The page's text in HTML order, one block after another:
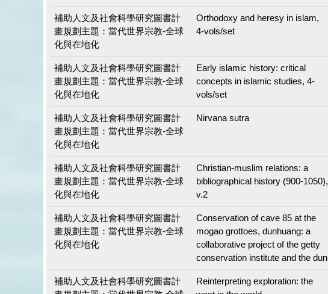
補助人文及社會科學研究圖書計
畫規劃主題：當代世界宗教-全球
化與在地化
Orthodoxy and heresy in islam,
4-vols/set
補助人文及社會科學研究圖書計
畫規劃主題：當代世界宗教-全球
化與在地化
Early islamic history: critical
concepts in islamic studies, 4-
vols/set
補助人文及社會科學研究圖書計
畫規劃主題：當代世界宗教-全球
化與在地化
Nirvana sutra
補助人文及社會科學研究圖書計
畫規劃主題：當代世界宗教-全球
化與在地化
Christian-muslim relations: a
bibliographical history (900-1050),
v.2
補助人文及社會科學研究圖書計
畫規劃主題：當代世界宗教-全球
化與在地化
Conservation of cave 85 at the
mogao grottoes, dunhuang: a
collaborative project of the getty
conservation institute and the dun
補助人文及社會科學研究圖書計
Reinterpreting exploration: the